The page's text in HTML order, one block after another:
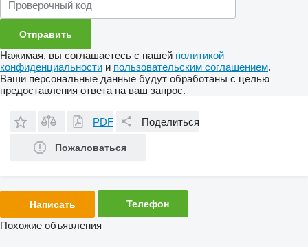
Нажимая, вы соглашаетесь с нашей политикой
конфиденциальности и пользовательским соглашением.
Ваши персональные данные будут обработаны с целью
предоставления ответа на ваш запрос.
PDF Поделиться
Пожаловаться
Написать Телефон
Похожие объявления